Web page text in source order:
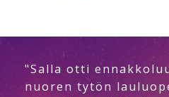
"Salla otti
nuoren tytön